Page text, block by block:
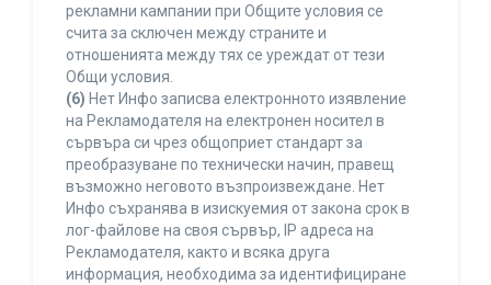
рекламни кампании при Общите условия се
счита за сключен между страните и
отношенията между тях се уреждат от тези
Общи условия.
(6) Нет Инфо записва електронното изявление
на Рекламодателя на електронен носител в
сървъра си чрез общоприет стандарт за
преобразуване по технически начин, правещ
възможно неговото възпроизвеждане. Нет
Инфо съхранява в изискуемия от закона срок в
лог-файлове на своя сървър, IP адреса на
Рекламодателя, както и всяка друга
информация, необходима за идентифициране